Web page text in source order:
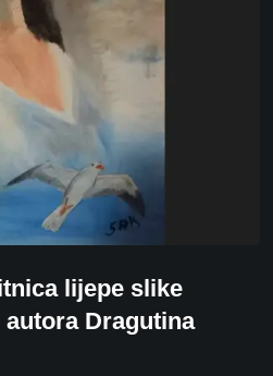
lijepe slike
autora Dragutina